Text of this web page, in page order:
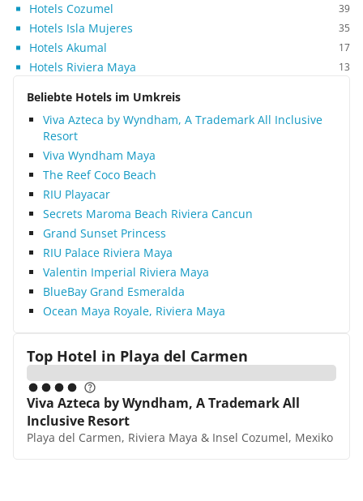
Hotels Cozumel 39
Hotels Isla Mujeres 35
Hotels Akumal 17
Hotels Riviera Maya 13
Beliebte Hotels im Umkreis
Viva Azteca by Wyndham, A Trademark All Inclusive
Resort
Viva Wyndham Maya
The Reef Coco Beach
RIU Playacar
Secrets Maroma Beach Riviera Cancun
Grand Sunset Princess
RIU Palace Riviera Maya
Valentin Imperial Riviera Maya
BlueBay Grand Esmeralda
Ocean Maya Royale, Riviera Maya
Top Hotel in Playa del Carmen
Viva Azteca by Wyndham, A Trademark All
Inclusive Resort
Playa del Carmen, Riviera Maya & Insel Cozumel, Mexiko